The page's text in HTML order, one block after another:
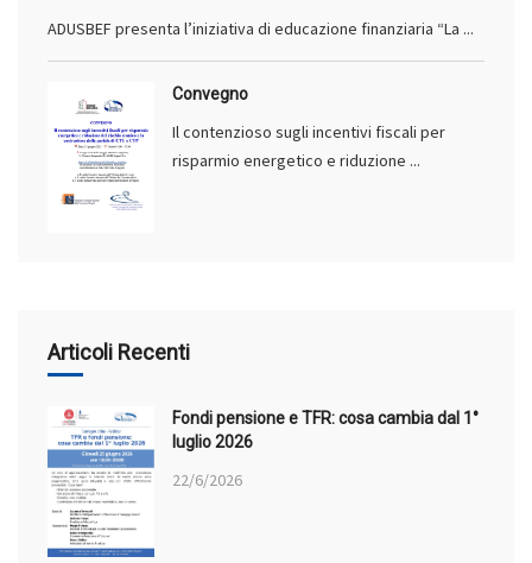
ADUSBEF presenta l’iniziativa di educazione finanziaria “La ...
Convegno
Il contenzioso sugli incentivi fiscali per
risparmio energetico e riduzione ...
Articoli Recenti
Fondi pensione e TFR: cosa cambia dal 1°
luglio 2026
22/6/2026